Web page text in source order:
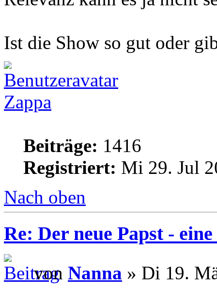
Ist die Show so gut oder
Zappa
Beiträge: 1416
Registriert: Mi 29. Jul
Nach oben
Re: Der neue Papst -
von Nanna » Di 19.